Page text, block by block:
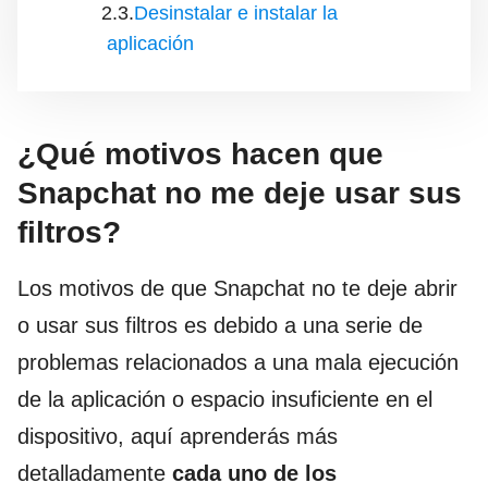
Desinstalar e instalar la
aplicación
¿Qué motivos hacen que
Snapchat no me deje usar sus
filtros?
Los motivos de que Snapchat no te deje abrir
o usar sus filtros es debido a una serie de
problemas relacionados a una mala ejecución
de la aplicación o espacio insuficiente en el
dispositivo, aquí aprenderás más
detalladamente cada uno de los